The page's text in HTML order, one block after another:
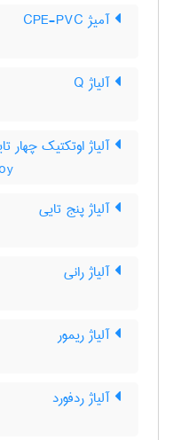
آمیژ CPE-PVC
آلیاژ Q
آلیاژ اوتکتیک چهار
آلیاژ پنج تایی
آلیاژ رانی
آلیاژ ریمور
آلیاژ ردفورد